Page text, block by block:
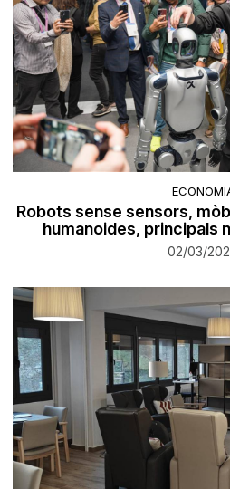
Robots sense sensors,
humanoides, principals
02/03/